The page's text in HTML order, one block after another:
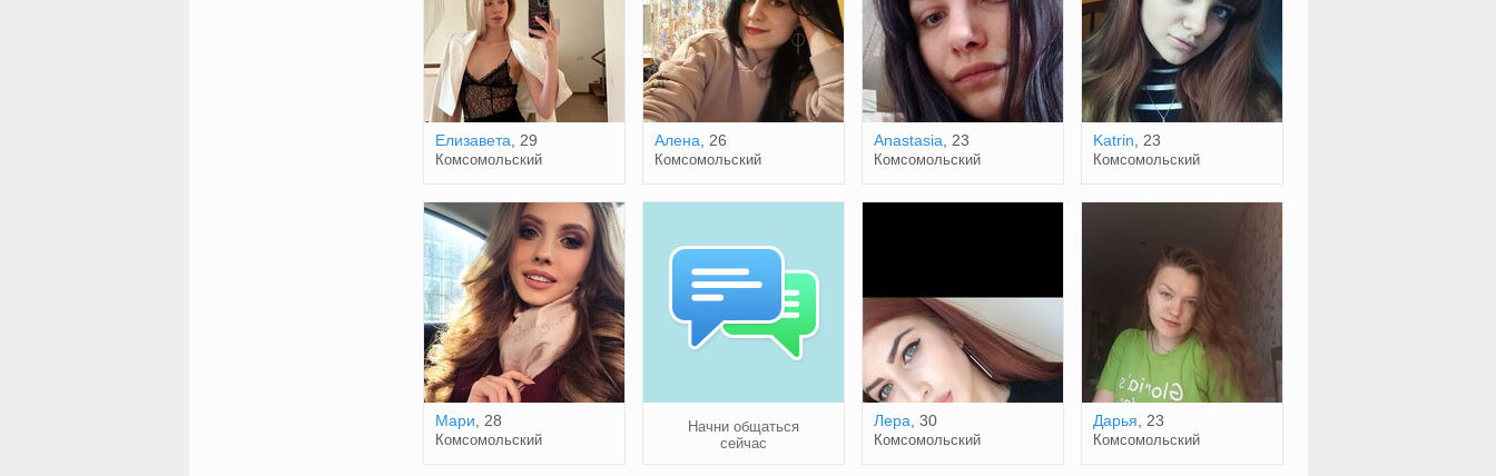
Елизавета , 29
Комсомольский
Алена , 26
Комсомольский
Anastasia , 23
Комсомольский
Katrin , 23
Комсомольский
Мари , 28
Комсомольский
Начни общаться
сейчас
Лера , 30
Комсомольский
Дарья , 23
Комсомольский